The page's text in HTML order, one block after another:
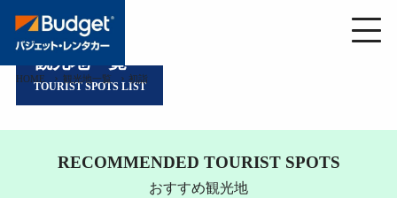
観光地一覧
TOURIST SPOTS LIST
HOME 観光地一覧 初詣
RECOMMENDED TOURIST SPOTS
おすすめ観光地